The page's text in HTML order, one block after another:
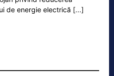
de energie electrică [...]